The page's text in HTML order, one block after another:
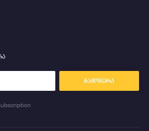
გამოწერა